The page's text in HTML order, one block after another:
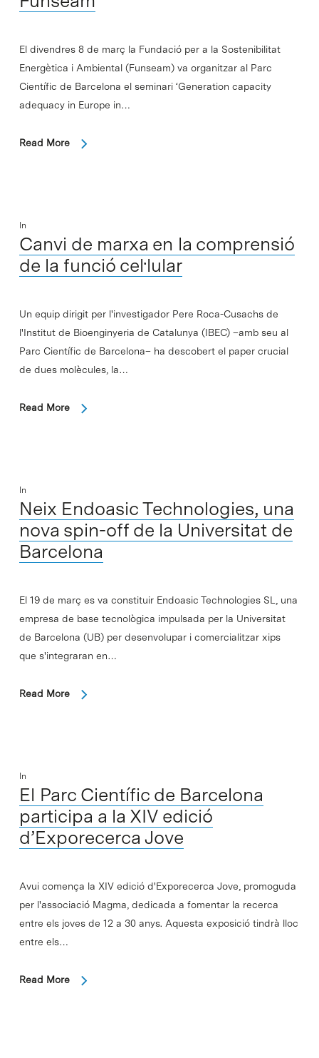
El divendres 8 de març la Fundació per a la Sostenibilitat
Energètica i Ambiental (Funseam) va organitzar al Parc
Científic de Barcelona el seminari ‘Generation capacity
adequacy in Europe in…
Read More
In
Canvi de marxa en la comprensió
de la funció cel·lular
Un equip dirigit per l'investigador Pere Roca-Cusachs de
l'Institut de Bioenginyeria de Catalunya (IBEC) –amb seu al
Parc Científic de Barcelona– ha descobert el paper crucial
de dues molècules, la…
Read More
In
Neix Endoasic Technologies, una
nova spin-off de la Universitat de
Barcelona
El 19 de març es va constituir Endoasic Technologies SL, una
empresa de base tecnològica impulsada per la Universitat
de Barcelona (UB) per desenvolupar i comercialitzar xips
que s'integraran en…
Read More
In
El Parc Científic de Barcelona
participa a la XIV edició
d’Exporecerca Jove
Avui comença la XIV edició d'Exporecerca Jove, promoguda
per l'associació Magma, dedicada a fomentar la recerca
entre els joves de 12 a 30 anys. Aquesta exposició tindrà lloc
entre els…
Read More